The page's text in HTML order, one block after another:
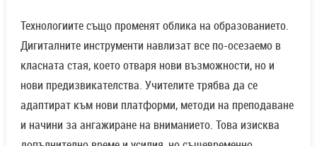
Технологиите също променят облика на образованието.
Дигиталните инструменти навлизат все по-осезаемо в
класната стая, което отваря нови възможности, но и
нови предизвикателства. Учителите трябва да се
адаптират към нови платформи, методи на преподаване
и начини за ангажиране на вниманието. Това изисква